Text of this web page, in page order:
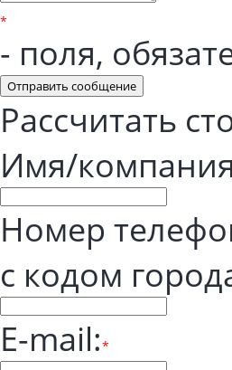
*
- поля,
Отправить сообщение
Рассчитать
Имя/
Номер
с кодом
E-mail:*